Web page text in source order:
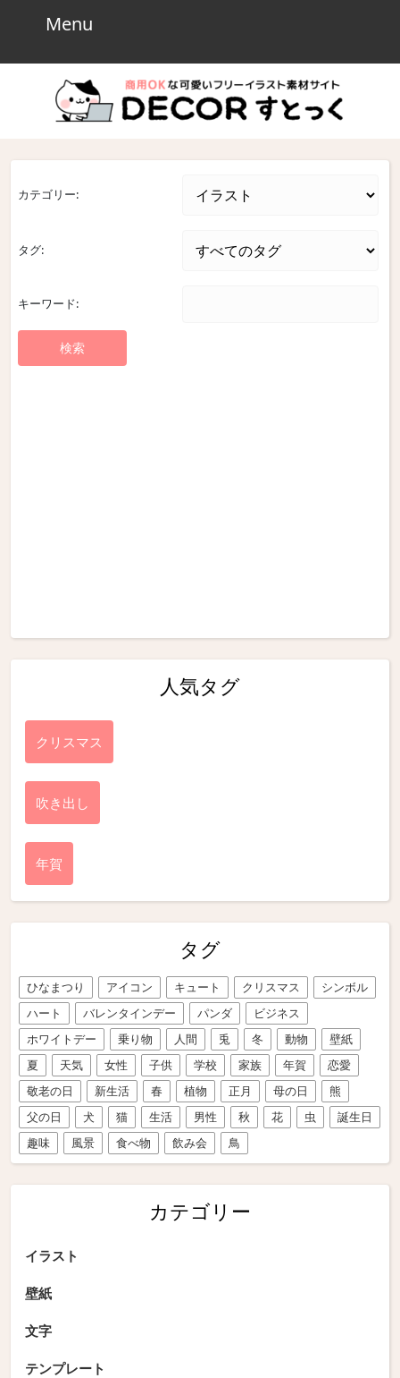
Menu
カテゴリー:
タグ:
キーワード:
人気タグ
クリスマス
吹き出し
年賀
タグ
ひなまつり アイコン キュート クリスマス
シンボル
ハート
バレンタインデー パンダ
ビジネス
ホワイトデー
乗り物 人間 兎 冬 動物
壁紙
夏
天気 女性 子供 学校 家族 年賀
恋愛
敬老の日
新生活 春 植物 正月 母の日
熊
父の日
犬 猫 生活 男性 秋 花 虫
誕生日
趣味
風景 食べ物 飲み会 鳥
カテゴリー
イラスト
壁紙
文字
テンプレート